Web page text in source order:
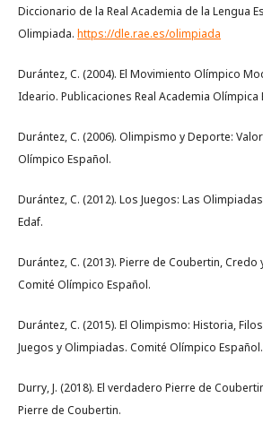
Diccionario de la Real Academia de la Lengua
Olimpiada. https://dle.rae.es/olimpiada
Durántez, C. (2004). El Movimiento Olímpico
Ideario. Publicaciones Real Academia Olímpica
Durántez, C. (2006). Olimpismo y Deporte:
Olímpico Español.
Durántez, C. (2012). Los Juegos: Las
Edaf.
Durántez, C. (2013). Pierre de Coubertin,
Comité Olímpico Español.
Durántez, C. (2015). El Olimpismo: Historia,
Juegos y Olimpiadas. Comité Olímpico Español.
Durry, J. (2018). El verdadero Pierre de
Pierre de Coubertin.